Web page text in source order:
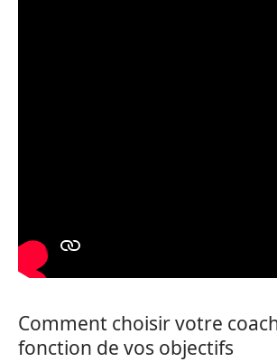
Comment choisir votre
fonction de vos objectifs